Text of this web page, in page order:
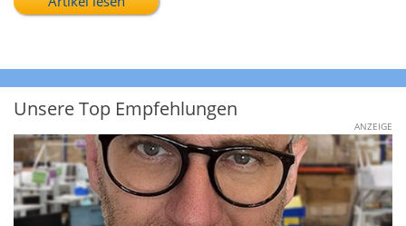
Unsere Top Empfehlungen
ANZEIGE